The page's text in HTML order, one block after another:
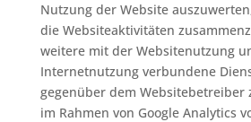
Nutzung der Website
die Websiteaktivitäten
weitere mit der Websitenutzung
Internetnutzung verbundene
gegenüber dem Websitebetreiber
im Rahmen von Google Analytics